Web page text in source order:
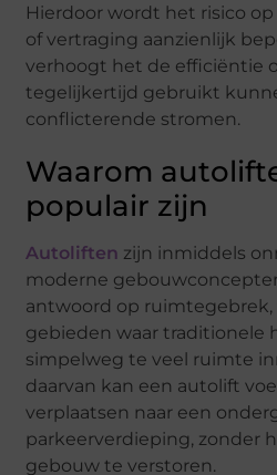
Hierdoor wordt het risico
of vertraging aanzienlijk
verhoogt het de efficiëntie
tegelijkertijd gebruikt
conflicterende stromen.
Waarom
populair zijn
Autoliften zijn inmiddels
moderne
antwoord op ruimtegebrek,
gebieden waar traditionele
simpelweg te veel ruimte
daarvan kan een autolift
verplaatsen naar een
parkeerverdieping, zonder
gebouw te verstoren.